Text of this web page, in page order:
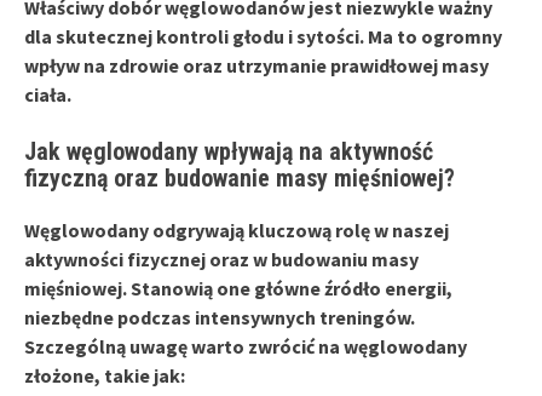
Właściwy dobór węglowodanów jest niezwykle ważny
dla skutecznej kontroli głodu i sytości. Ma to ogromny
wpływ na zdrowie oraz utrzymanie prawidłowej masy
ciała.
Jak węglowodany wpływają na aktywność
fizyczną oraz budowanie masy mięśniowej?
Węglowodany odgrywają kluczową rolę w naszej
aktywności fizycznej oraz w budowaniu masy
mięśniowej. Stanowią one główne źródło energii,
niezbędne podczas intensywnych treningów.
Szczególną uwagę warto zwrócić na węglowodany
złożone, takie jak: